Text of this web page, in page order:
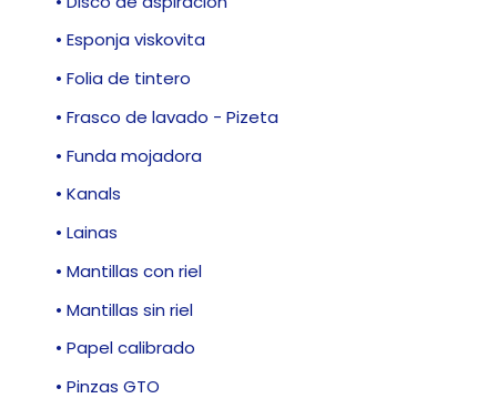
• Esponja viskovita
• Folia de tintero
• Frasco de lavado - Pizeta
• Funda mojadora
• Kanals
• Lainas
• Mantillas con riel
• Mantillas sin riel
• Papel calibrado
• Pinzas GTO